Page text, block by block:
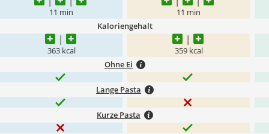
11 min 11 min
Kaloriengehalt
363 kcal 359 kcal
Ohne Ei
Lange Pasta
Kurze Pasta